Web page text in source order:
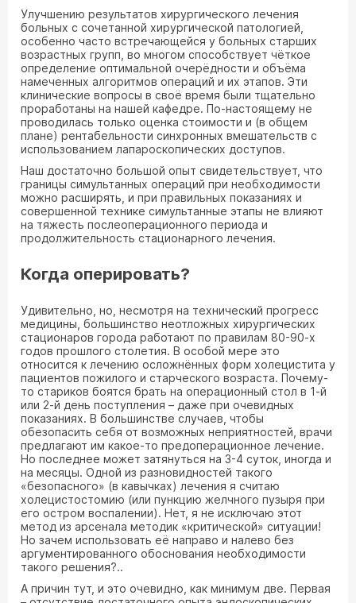
Улучшению результатов хирургического лечения
больных с сочетанной хирургической патологией,
особенно часто встречающейся у больных старших
возрастных групп, во многом способствует чёткое
определение оптимальной очерёдности и объёма
намеченных алгоритмов операций и их этапов. Эти
клинические вопросы в своё время были тщательно
проработаны на нашей кафедре. По-настоящему не
проводилась только оценка стоимости и (в общем
плане) рентабельности синхронных вмешательств с
использованием лапароскопических доступов.
Наш достаточно большой опыт свидетельствует, что
границы симультанных операций при необходимости
можно расширять, и при правильных показаниях и
совершенной технике симультанные этапы не влияют
на тяжесть послеоперационного периода и
продолжительность стационарного лечения.
Когда оперировать?
Удивительно, но, несмотря на технический прогресс
медицины, большинство неотложных хирургических
стационаров города работают по правилам 80-90-х
годов прошлого столетия. В особой мере это
относится к лечению осложнённых форм холецистита у
пациентов пожилого и старческого возраста. Почему-
то стариков боятся брать на операционный стол в 1-й
или 2-й день поступления – даже при очевидных
показаниях. В большинстве случаев, чтобы
обезопасить себя от возможных неприятностей, врачи
предлагают им какое-то предоперационное лечение.
Но последнее может затянуться на 3-4 суток, иногда и
на месяцы. Одной из разновидностей такого
«безопасного» (в кавычках) лечения я считаю
холецистостомию (или пункцию желчного пузыря при
его остром воспалении). Нет, я не исключаю этот
метод из арсенала методик «критической» ситуации!
Но зачем использовать её направо и налево без
аргументированного обоснования необходимости
такого решения?..
А причин тут, и это очевидно, как минимум две. Первая